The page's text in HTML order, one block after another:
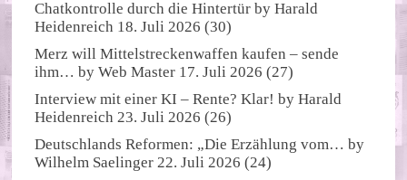
Chatkontrolle durch die Hintertür byHarald
Heidenreich 18. Juli 2026 (30)
Merz will Mittelstreckenwaffen kaufen – sende
ihm… byWeb Master 17. Juli 2026 (27)
Interview mit einer KI – Rente? Klar! byHarald
Heidenreich 23. Juli 2026 (26)
Deutschlands Reformen: „Die Erzählung vom… by
Wilhelm Saelinger 22. Juli 2026 (24)